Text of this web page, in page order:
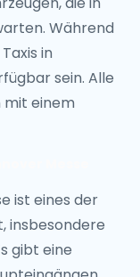
Während
in
sein. Alle
mit einem
ist eines der
insbesondere
gibt eine